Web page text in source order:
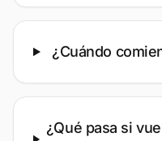
¿Cuándo
¿Qué pasa si